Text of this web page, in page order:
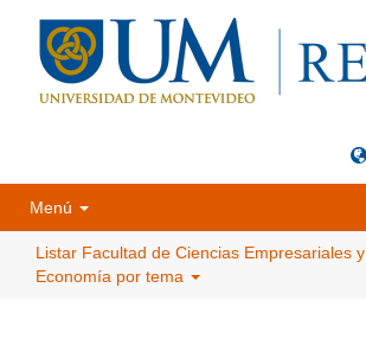
Menú
Listar Facultad de Ciencias Empresariales y
Economía por tema